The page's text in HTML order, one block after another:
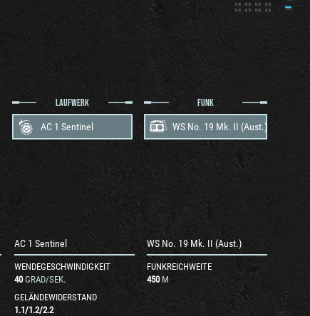
LAUFWERK
AC 1 Sentinel
FUNK
WS No. 19 Mk. II (Aust.)
AC 1 Sentinel
WENDEGESCHWINDIGKEIT
40 GRAD/SEK.
GELÄNDEWIDERSTAND
1.1/1.2/2.2
WS No. 19 Mk. II (Aust.)
FUNKREICHWEITE
450 M